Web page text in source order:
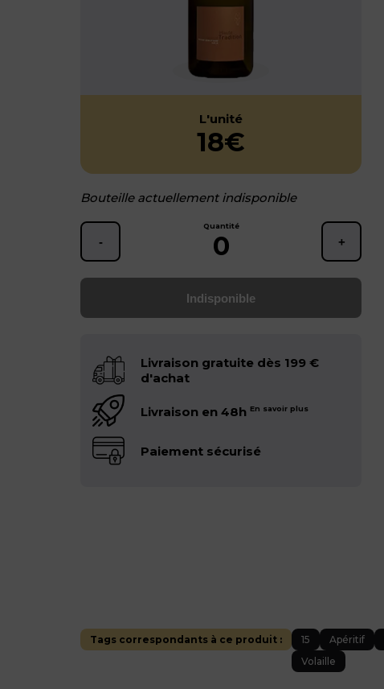
L'unité
18€
Bouteille actuellement indisponible
-
Quantité
0 +
Indisponible
Livraison gratuite dès 199 €
d'achat
Livraison en 48h En savoir plus
Paiement sécurisé
Tags correspondants à ce produit : 15 Apéritif
Volaille